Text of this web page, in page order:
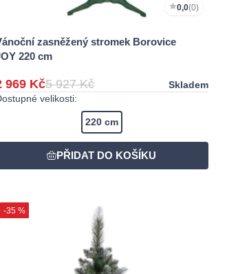
0,0(0)
zasněžený stromek Borovice
220 cm
969 Kč5 927 Kč
Skladem
velikosti:
220 cm
-35 %